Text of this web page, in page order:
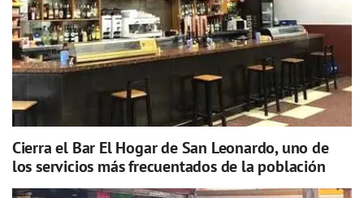
Cierra el Bar El Hogar de San Leonardo, uno de
los servicios más frecuentados de la población